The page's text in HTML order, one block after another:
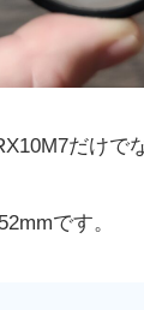
だけで
です。